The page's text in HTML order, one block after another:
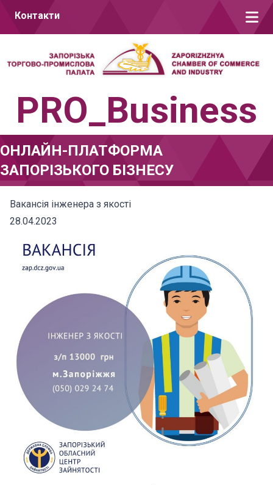
Контакти
PRO_Business
ОНЛАЙН-ПЛАТФОРМА
ЗАПОРІЗЬКОГО БІЗНЕСУ
Вакансія інженера з якості
28.04.2023